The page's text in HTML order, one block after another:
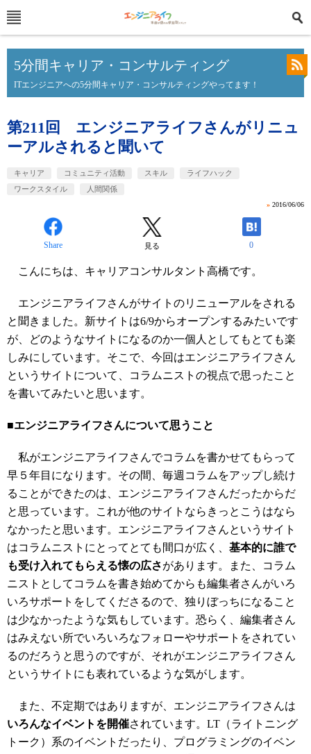
5分間キャリア・コンサルティング
ITエンジニアへの5分間キャリア・コンサルティングやってます！
第211回 エンジニアライフさんがリニュ
ーアルされると聞いて
キャリア コミュニティ活動 スキル
ライフハック
ワークスタイル
人間関係
» 2016/06/06
Share 見る 0
こんにちは、キャリアコンサルタント高橋です。
エンジニアライフさんがサイトのリニューアルをされる
と聞きました。新サイトは6/9からオープンするみたいです
が、どのようなサイトになるのか一個人としてもとても楽
しみにしています。そこで、今回はエンジニアライフさん
というサイトについて、コラムニストの視点で思ったこと
を書いてみたいと思います。
■エンジニアライフさんについて思うこと
私がエンジニアライフさんでコラムを書かせてもらって
早５年目になります。その間、毎週コラムをアップし続け
ることができたのは、エンジニアライフさんだったからだ
と思っています。これが他のサイトならきっとこうはなら
なかったと思います。エンジニアライフさんというサイト
はコラムニストにとってとても間口が広く、 基本的に誰で
も受け入れてもらえる懐の広さがあります。また、コラム
ニストとしてコラムを書き始めてからも編集者さんがいろ
いろサポートをしてくださるので、独りぼっちになること
は少なかったような気もしています。恐らく、編集者さん
はみえない所でいろいろなフォローやサポートをされてい
るのだろうと思うのですが、それがエンジニアライフさん
というサイトにも表れているような気がします。
また、不定期ではありますが、エンジニアライフさんは
いろんなイベントを開催されています。LT（ライトニング
トーク）系のイベントだったり、プログラミングのイベン